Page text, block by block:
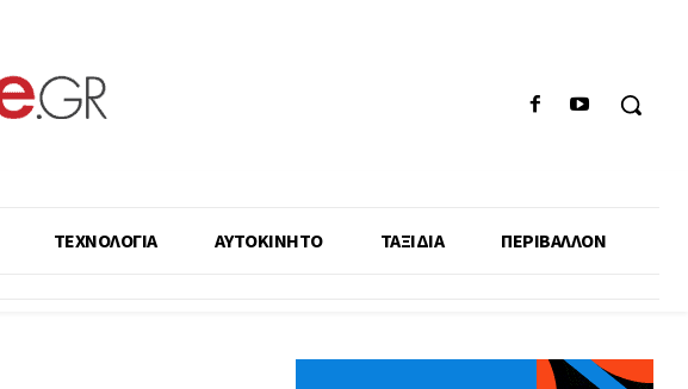
ΤΕΧΝΟΛΟΓΙΑ ΑΥΤΟΚΙΝΗΤΟ ΤΑΞΙΔΙΑ ΠΕΡΙΒΑΛΛΟΝ